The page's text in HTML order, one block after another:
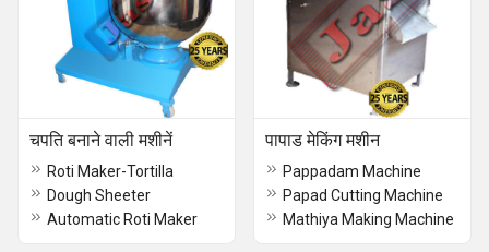
चपति बनाने वाली मशीनें
Roti Maker-Tortilla
Dough Sheeter
Automatic Roti Maker
पापाड मेकिंग मशीन
Pappadam Machine
Papad Cutting Machine
Mathiya Making Machine